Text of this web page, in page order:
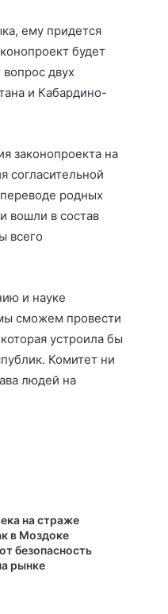
ему придется
будет
двух
и Кабардино-
законопроекта на
согласительной
родных
вошли в состав
всего
и науке
сможем провести
устроила бы
Комитет ни
людей на
на страже
в Моздоке
безопасность
рынке